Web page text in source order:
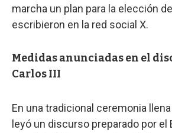
marcha un plan para la elección
escribieron en la red social X.
Medidas anunciadas en el
Carlos III
En una tradicional ceremonia
leyó un discurso preparado por el